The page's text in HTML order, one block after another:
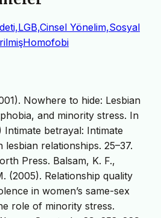
Yönelim,Sosyal
Nowhere to hide: Lesbian
and minority stress. In
Intimate betrayal: Intimate
relationships. 25–37.
Press. Balsam, K. F.,
(2005). Relationship quality
in women’s same-sex
role of minority stress.